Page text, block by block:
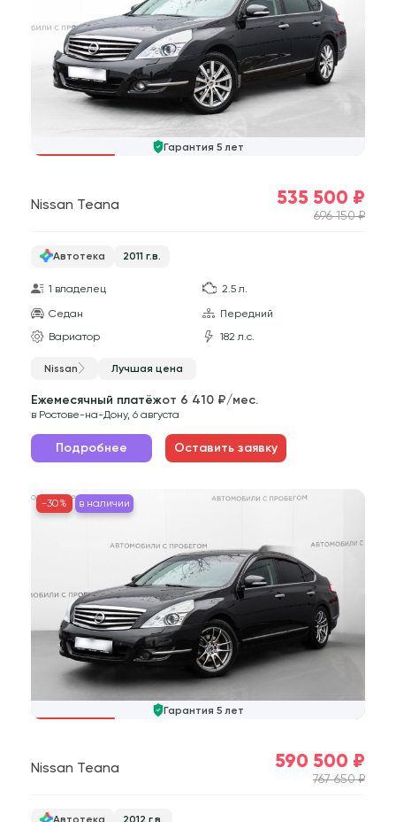
Гарантия 5 лет
Nissan Teana 535 500 ₽
696 150 ₽
Автотека 2011 г.в.
1 владелец
2.5 л.
Седан
Передний
Вариатор
182 л.с.
Nissan Лучшая цена
Ежемесячный платёжот 6 410 ₽/мес.
в Ростове-на-Дону, 6 августа
Подробнее Оставить заявку
-30% в наличии
Гарантия 5 лет
Nissan Teana 590 500 ₽
767 650 ₽
Автотека 2012 г.в.